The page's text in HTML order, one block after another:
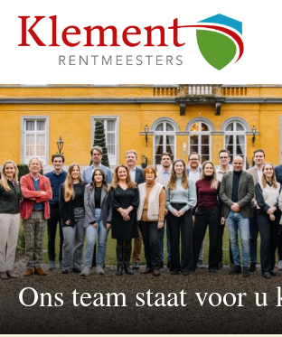
Ons team staat voor u